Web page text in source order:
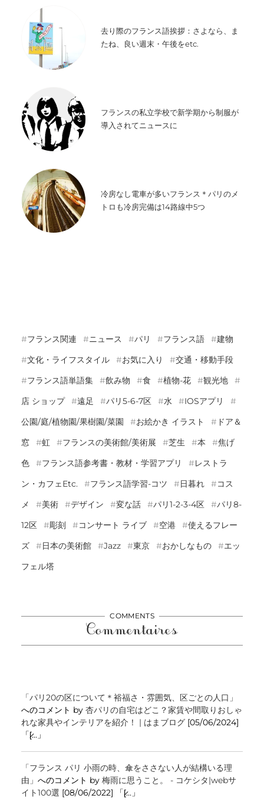
去り際のフランス語挨拶：さよなら、ま
たね、良い週末・午後をetc.
フランスの私立学校で新学期から制服が
導入されてニュースに
冷房なし電車が多いフランス＊パリのメ
トロも冷房完備は14路線中5つ
フランス関連 ニュース パリ フランス語
建物
文化・ライフスタイル
お気に入り
交通・移動手段
フランス語単語集
飲み物 食 植物-花
観光地
店 ショップ
遠足 パリ5-6-7区 水
IOSアプリ
公園/庭/植物園/果樹園/菜園
お絵かき イラスト
ドア＆
窓
虹 フランスの美術館/美術展 芝生 本
焦げ
色
フランス語参考書・教材・学習アプリ
レストラ
ン・カフェetc.
フランス語学習-コツ 日暮れ
コス
メ
美術 デザイン 変な話 パリ1-2-3-4区
パリ8-
12区
彫刻 コンサート ライブ 空港
使えるフレー
ズ
日本の美術館 Jazz 東京 おかしなもの
エッ
フェル塔
COMMENTS
Commentaires
「パリ20の区について＊裕福さ・雰囲気、区ごとの人口」
へのコメント by 杏パリの自宅はどこ？家賃や間取りおしゃ
れな家具やインテリアを紹介！ | はまブログ[05/06/2024]
「[̷...」
「フランス パリ 小雨の時、傘をささない人が結構いる理
由」 へのコメント by 梅雨に思うこと。 - コケシタ|webサ
イト100選 [08/06/2022] 「[̷...」